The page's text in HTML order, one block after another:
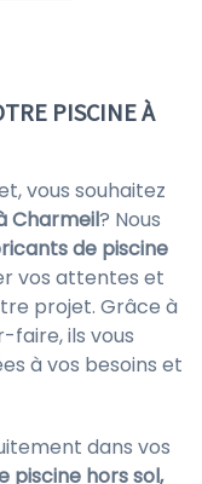
PISCINE À
vous souhaitez
Charmeil? Nous
de piscine
vos attentes et
projet. Grâce à
faire, ils vous
à vos besoins et
dans vos
piscine hors sol,